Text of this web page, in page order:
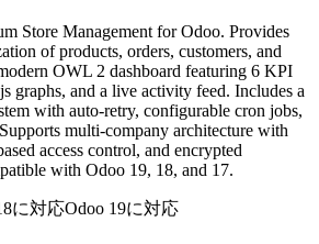
Store Management for Odoo. Provides
of products, orders, customers, and
OWL 2 dashboard featuring 6 KPI
graphs, and a live activity feed. Includes a
with auto-retry, configurable cron jobs,
multi-company architecture with
access control, and encrypted
with Odoo 19, 18, and 17.
に対応Odoo 19に対応